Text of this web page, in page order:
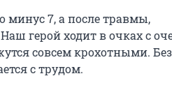
минус 7, а после травмы,
герой ходит в очках с
совсем крохотными. Без
с трудом.